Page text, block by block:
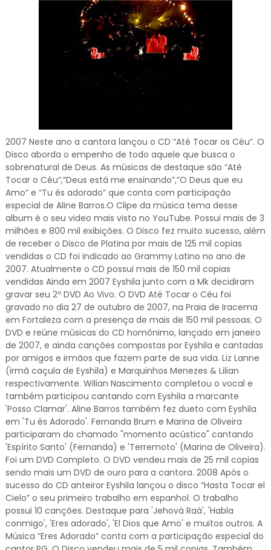
2007 Neste ano a cantora lançou o CD “Até Tocar os Céu”. O
Disco aborda o empenho de todo aquele que busca o
sobrenatural de Deus. As músicas de destaque são “Até
Tocar o Céu”,”Deus está me ensinando”,”O Deus que eu
Amo” e “Tu és adorado” que conta com participação
especial de Aline Barros.O Clipe da música tema desse
album é o seu video mais visto no YouTube. Possui mais de 3
milhões e 800 mil exibições. O Disco fez muito sucesso, além
de receber o Disco de Platina por mais de 125 mil copias
vendidas o CD foi indicado ao Grammy Latino no ano de
2007. Atualmente o CD possui mais de 150 mil copias
vendidas Ainda em 2007 Eyshila junto com a Mk decidiram
gravar seu 2º DVD Ao Vivo. O DVD Até Tocar o Céu foi
gravado no dia 27 de outubro de 2007, na Praia de Iracema
em Fortaleza com a presença de mais de 150 mil pessoas. O
DVD e reúne músicas do CD homônimo, lançado em janeiro
de 2007, e ainda canções compostas por Eyshila e cantadas
por amigos e irmãos que fazem parte de sua vida. Liz Lanne
(irmã caçula de Eyshila) e Marquinhos Menezes & Lilian
respectivamente. Wilian Nascimento completou o vocal e
também participou cantando com Eyshila a marcante
'Posso Clamar'. Aline Barros também fez dueto com Eyshila
em 'Tu és Adorado'. Fernanda Brum e Marina de Oliveira
participaram do chamado "momento acústico" cantando
'Espírito Santo' (Fernanda) e 'Terremoto' (Marina de Oliveira).
Foi um DVD Completo. O DVD vendeu mais de 25 mil copias
sendo mais um DVD de ouro para a cantora. 2008 Após o
sucesso do CD anteiror Eyshila lançou o disco “Hasta Tocar el
Cielo” o seu primeiro trabalho em espanhol. O trabalho
possui 10 canções. Destaque para 'Jehová Raá', 'Habla
conmigo', 'Eres adorado', 'El Dios que Amo' e muitos outros. A
Música “Eres Adorado” conta com a participação especial do